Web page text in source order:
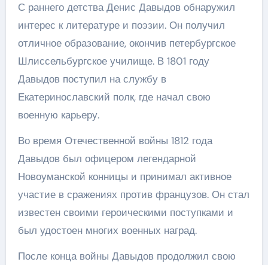
С раннего детства Денис Давыдов обнаружил
интерес к литературе и поэзии. Он получил
отличное образование, окончив петербургское
Шлиссельбургское училище. В 1801 году
Давыдов поступил на службу в
Екатеринославский полк, где начал свою
военную карьеру.
Во время Отечественной войны 1812 года
Давыдов был офицером легендарной
Новоуманской конницы и принимал активное
участие в сражениях против французов. Он стал
известен своими героическими поступками и
был удостоен многих военных наград.
После конца войны Давыдов продолжил свою